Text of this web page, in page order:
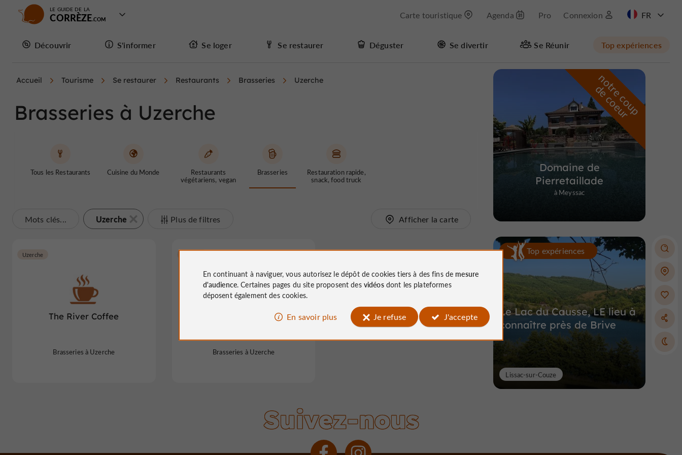
LE GUIDE DE LA
CORRÈZE Carte touristique Agenda Pro Connexion
Découvrir S'informer Se loger Se restaurer Déguster Se divertir Se Réunir Top expériences
Masquer la carte
Accueil Tourisme Se restaurer Restaurants Brasseries Uzerche
Brasseries à Uzerche
Tous les Restaurants Cuisine du Monde
Restaurants
végétariens, vegan
Brasseries
Restauration rapide,
snack, food truck
Mots clés... Uzerche Plus de filtres Afficher la carte
The River Coffee
Uzerche
Brasseries à Uzerche
Café de France
Brasseries à Uzerche
n
o
t
r
e
c
o
u
p
d
e
c
o
e
u
r
Domaine de
Pierretaillade
à Meyssac
Top expériences
Le Lac du Causse, LE lieu à
connaître près de Brive
Lissac-sur-Couze
Suivez-nous
En continuant à naviguer, vous autorisez le dépôt de cookies tiers à des fins de mesure
d'audience. Certaines pages du site proposent des vidéosdont les plateformes
déposent également des cookies.
En savoir plus Je refuse J'accepte